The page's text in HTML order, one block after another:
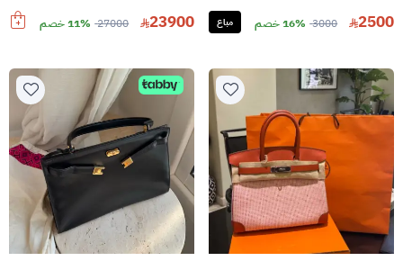
2500
3000 16% خصم مباع 23900
27000 11% خصم